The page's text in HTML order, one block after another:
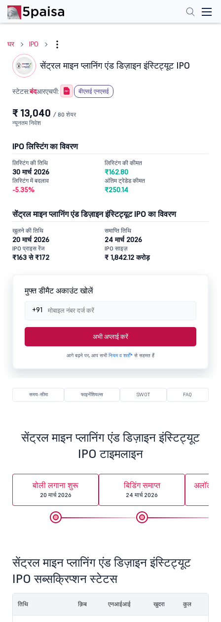
घर IPO
सेंट्रल माइन प्लानिंग एंड डिज़ाइन इंस्टिट्यूट IPO
स्टेटस:बंदआरएचपी: बीएसई एनएसई
₹ 13,040 / 80 शेयर
न्यूनतम निवेश
IPO लिस्टिंग का विवरण
लिस्टिंग की तिथि
30 मार्च 2026
लिस्टिंग की कीमत
₹162.80
लिस्टिंग में बदलाव
-5.35%
अंतिम ट्रेडेड कीमत
₹250.14
सेंट्रल माइन प्लानिंग एंड डिज़ाइन इंस्टिट्यूट IPO का विवरण
खुलने की तिथि
20 मार्च 2026
समाप्ति तिथि
24 मार्च 2026
IPO प्राइस रेंज
₹163 से ₹172
IPO साइज़
₹ 1,842.12 करोड़
मुफ्त डीमैट अकाउंट खोलें
+91
अभी अप्लाई करें
आगे बढ़ने पर, आप सभीनियम व शर्तों* से सहमत हैं
समय-सीमा फाइनेंशियल्स SWOT FAQ
सेंट्रल माइन प्लानिंग एंड डिज़ाइन इंस्टिट्यूट
IPO टाइमलाइन
बोली लगाना शुरू
20 मार्च 2026
बिडिंग समाप्त
24 मार्च 2026
सेंट्रल माइन प्लानिंग एंड डिज़ाइन इंस्टिट्यूट
IPO सब्सक्रिप्शन स्टेटस
तिथि क़िब एनआईआई खुदरा कुल